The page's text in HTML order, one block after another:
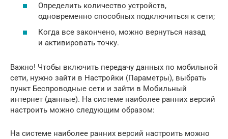
Определить количество устройств,
одновременно способных подключиться к сети;
Когда все закончено, можно вернуться назад
и активировать точку.
Важно! Чтобы включить передачу данных по мобильной
сети, нужно зайти в Настройки (Параметры), выбрать
пункт Беспроводные сети и зайти в Мобильный
интернет (данные). На системе наиболее ранних версий
настроить можно следующим образом:
На системе наиболее ранних версий настроить можно